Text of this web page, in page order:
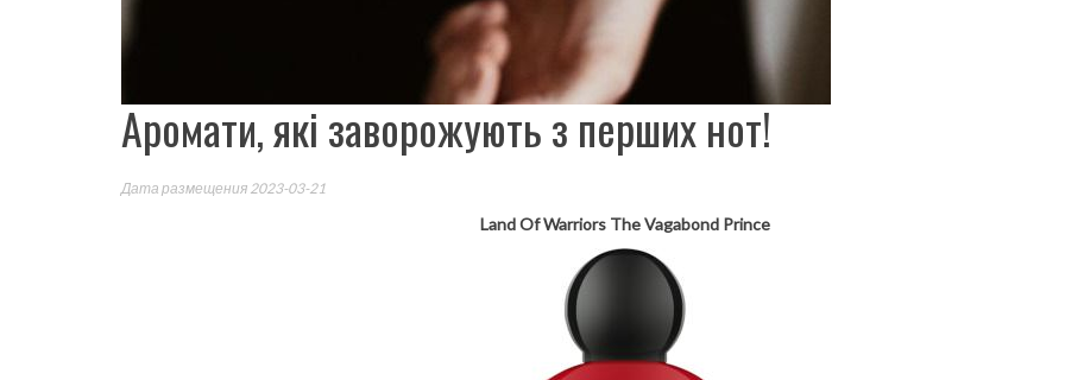
Аромати, які заворожують з перших нот!
Дата размещения 2023-03-21
Land Of Warriors The Vagabond Prince